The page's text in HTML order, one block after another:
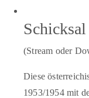
(Stream oder
Diese
1953/1954 mit